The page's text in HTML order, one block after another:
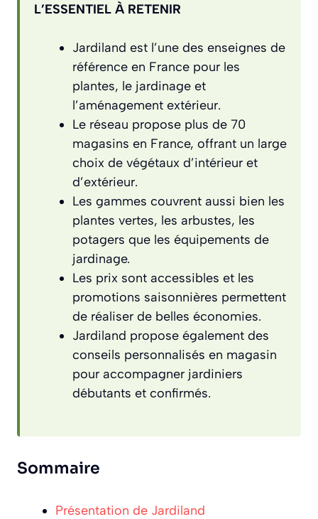
L’ESSENTIEL À RETENIR
Jardiland est l’une des enseignes de
référence en France pour les
plantes, le jardinage et
l’aménagement extérieur.
Le réseau propose plus de 70
magasins en France, offrant un large
choix de végétaux d’intérieur et
d’extérieur.
Les gammes couvrent aussi bien les
plantes vertes, les arbustes, les
potagers que les équipements de
jardinage.
Les prix sont accessibles et les
promotions saisonnières permettent
de réaliser de belles économies.
Jardiland propose également des
conseils personnalisés en magasin
pour accompagner jardiniers
débutants et confirmés.
Sommaire
Présentation de Jardiland